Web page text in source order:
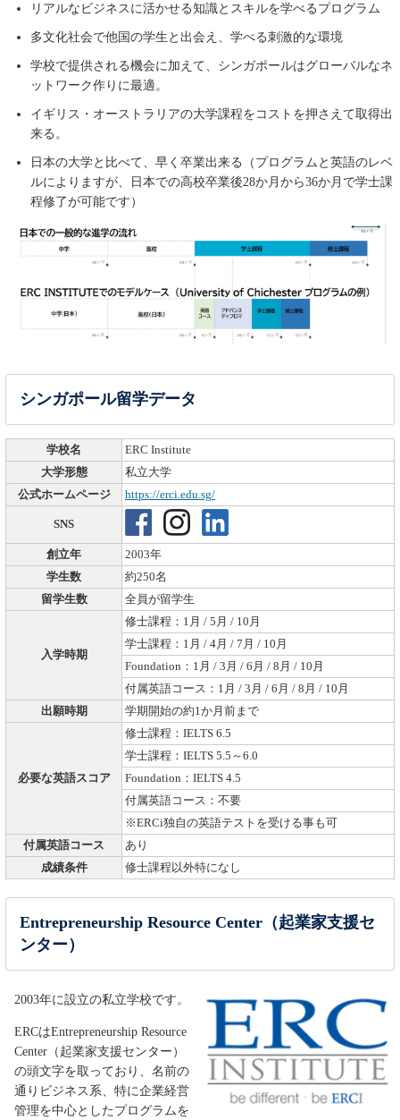
リアルなビジネスに活かせる知識とスキルを学べるプログラム
多文化社会で他国の学生と出会え、学べる刺激的な環境
学校で提供される機会に加えて、シンガポールはグローバルなネ
ットワーク作りに最適。
イギリス・オーストラリアの大学課程をコストを押さえて取得出
来る。
日本の大学と比べて、早く卒業出来る（プログラムと英語のレベ
ルによりますが、日本での高校卒業後28か月から36か月で学士課
程修了が可能です）
シンガポール留学データ
学校名
ERC Institute
大学形態
私立大学
公式ホームページ
https://erci.edu.sg/
SNS
創立年
2003年
学生数
約250名
留学生数
全員が留学生
入学時期
修士課程：1月 / 5月 / 10月
学士課程：1月 / 4月 / 7月 / 10月
Foundation：1月 / 3月 / 6月 / 8月 / 10月
付属英語コース：1月 / 3月 / 6月 / 8月 / 10月
出願時期
学期開始の約1か月前まで
必要な英語スコア
修士課程：IELTS 6.5
学士課程：IELTS 5.5～6.0
Foundation：IELTS 4.5
付属英語コース：不要
※ERCi独自の英語テストを受ける事も可
付属英語コース
あり
成績条件
修士課程以外特になし
Entrepreneurship Resource Center（起業家支援セ
ンター）
2003年に設立の私立学校です。
ERCはEntrepreneurship Resource
Center（起業家支援センター）
の頭文字を取っており、名前の
通りビジネス系、特に企業経営
管理を中心としたプログラムを